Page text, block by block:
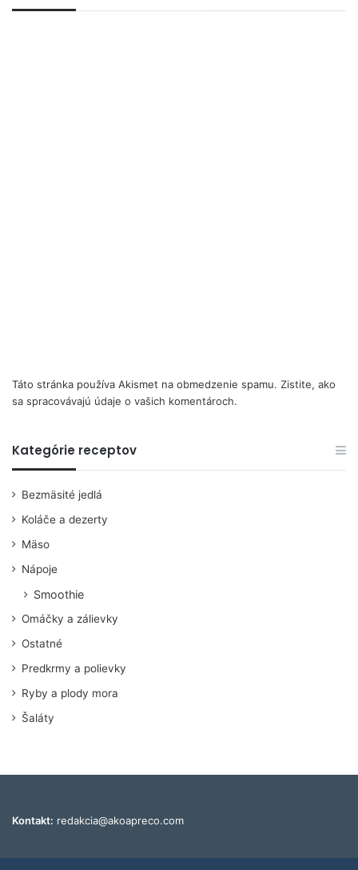
Táto stránka používa Akismet na obmedzenie spamu. Zistite, ako
sa spracovávajú údaje o vašich komentároch.
Kategórie receptov
Bezmäsité jedlá
Koláče a dezerty
Mäso
Nápoje
Smoothie
Omáčky a zálievky
Ostatné
Predkrmy a polievky
Ryby a plody mora
Šaláty
Kontakt: redakcia@akoapreco.com